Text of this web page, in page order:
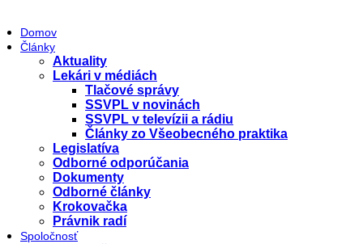
Domov
Články
Aktuality
Lekári v médiách
Tlačové správy
SSVPL v novinách
SSVPL v televízii a rádiu
Články zo Všeobecného praktika
Legislatíva
Odborné odporúčania
Dokumenty
Odborné články
Krokovačka
Právnik radí
Spoločnosť